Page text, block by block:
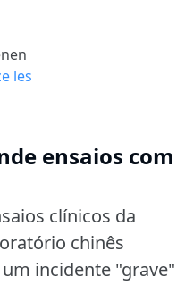
les
ensaios com
clínicos da
chinês
incidente "grave"